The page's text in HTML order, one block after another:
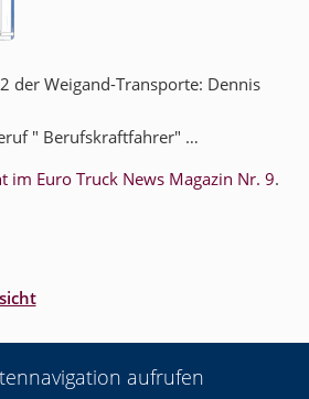
der Weigand-Transporte: Dennis
" Berufskraftfahrer" …
im Euro Truck News Magazin Nr. 9.
aufrufen